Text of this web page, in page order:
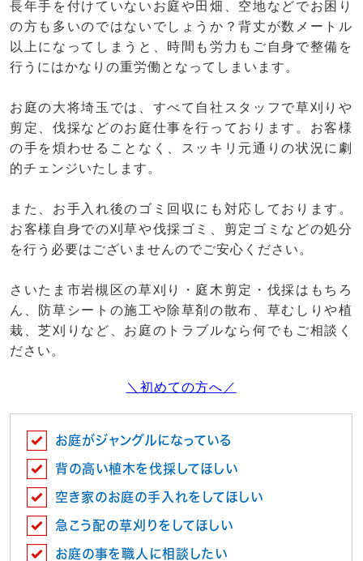
長年手を付けていないお庭や田畑、空地などでお困り
の方も多いのではないでしょうか？背丈が数メートル
以上になってしまうと、時間も労力もご自身で整備を
行うにはかなりの重労働となってしまいます。
お庭の大将埼玉では、すべて自社スタッフで草刈りや
剪定、伐採などのお庭仕事を行っております。お客様
の手を煩わせることなく、スッキリ元通りの状況に劇
的チェンジいたします。
また、お手入れ後のゴミ回収にも対応しております。
お客様自身での刈草や伐採ゴミ、剪定ゴミなどの処分
を行う必要はございませんのでご安心ください。
さいたま市岩槻区の草刈り・庭木剪定・伐採はもちろ
ん、防草シートの施工や除草剤の散布、草むしりや植
栽、芝刈りなど、お庭のトラブルなら何でもご相談く
ださい。
＼初めての方へ／
お庭がジャングルになっている
背の高い植木を伐採してほしい
空き家のお庭の手入れをしてほしい
急こう配の草刈りをしてほしい
お庭の事を職人に相談したい